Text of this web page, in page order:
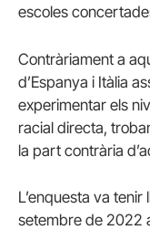
escoles
Contràriament a
d’Espanya i Itàlia
experimentar els
racial directa,
la part contrària
L’enquesta va tenir
setembre de 2022